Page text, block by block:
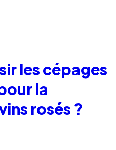
les cépages
la
rosés ?